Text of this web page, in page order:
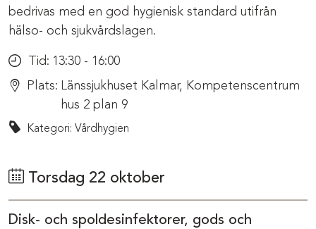
bedrivas med en god hygienisk standard utifrån
hälso- och sjukvårdslagen.
Tid: 13:30 - 16:00
Plats: Länssjukhuset Kalmar, Kompetenscentrum
hus 2 plan 9
Kategori: Vårdhygien
Torsdag 22 oktober
Disk- och spoldesinfektorer, gods och